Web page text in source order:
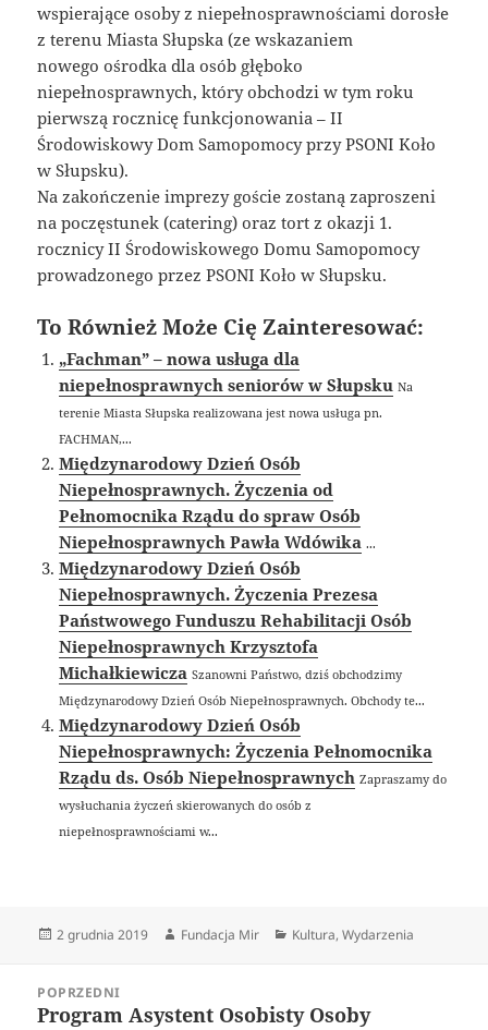
wspierające osoby z niepełnosprawnościami dorosłe
z terenu Miasta Słupska (ze wskazaniem
nowego ośrodka dla osób głęboko
niepełnosprawnych, który obchodzi w tym roku
pierwszą rocznicę funkcjonowania – II
Środowiskowy Dom Samopomocy przy PSONI Koło
w Słupsku).
Na zakończenie imprezy goście zostaną zaproszeni
na poczęstunek (catering) oraz tort z okazji 1.
rocznicy II Środowiskowego Domu Samopomocy
prowadzonego przez PSONI Koło w Słupsku.
To Również Może Cię Zainteresować:
„Fachman” – nowa usługa dla
niepełnosprawnych seniorów w Słupsku Na
terenie Miasta Słupska realizowana jest nowa usługa pn.
FACHMAN,...
Międzynarodowy Dzień Osób
Niepełnosprawnych. Życzenia od
Pełnomocnika Rządu do spraw Osób
Niepełnosprawnych Pawła Wdówika ...
Międzynarodowy Dzień Osób
Niepełnosprawnych. Życzenia Prezesa
Państwowego Funduszu Rehabilitacji Osób
Niepełnosprawnych Krzysztofa
Michałkiewicza Szanowni Państwo, dziś obchodzimy
Międzynarodowy Dzień Osób Niepełnosprawnych. Obchody te...
Międzynarodowy Dzień Osób
Niepełnosprawnych: Życzenia Pełnomocnika
Rządu ds. Osób Niepełnosprawnych Zapraszamy do
wysłuchania życzeń skierowanych do osób z
niepełnosprawnościami w...
Data
2 grudnia 2019 Autor
Fundacja Mir Kategorie
Kultura,Wydarzenia
wpisuPOPRZEDNI
Poprzedni
Program Asystent Osobisty Osoby